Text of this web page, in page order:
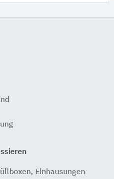
Einhausungen